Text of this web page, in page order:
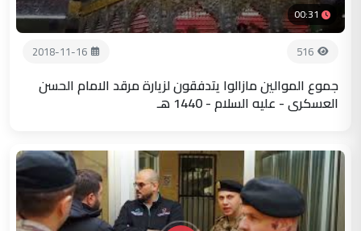
00:31
516
2018-11-16
جموع الموالين مازالوا يتدفقون لزيارة مرقد الامام الحسن
العسكري - عليه السلام - 1440 هـ